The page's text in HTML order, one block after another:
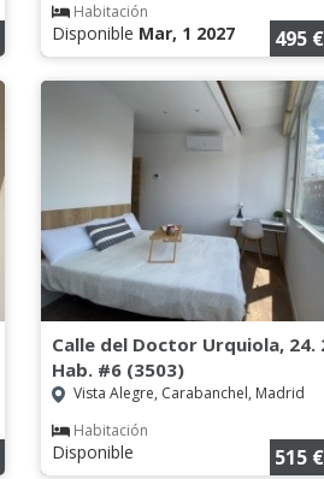
Habitación
Disponible Mar, 1 2027 495 €
Calle del Doctor Urquiola, 24.
Hab. #6 (3503)
Vista Alegre, Carabanchel, Madrid
Habitación
Disponible 515 €